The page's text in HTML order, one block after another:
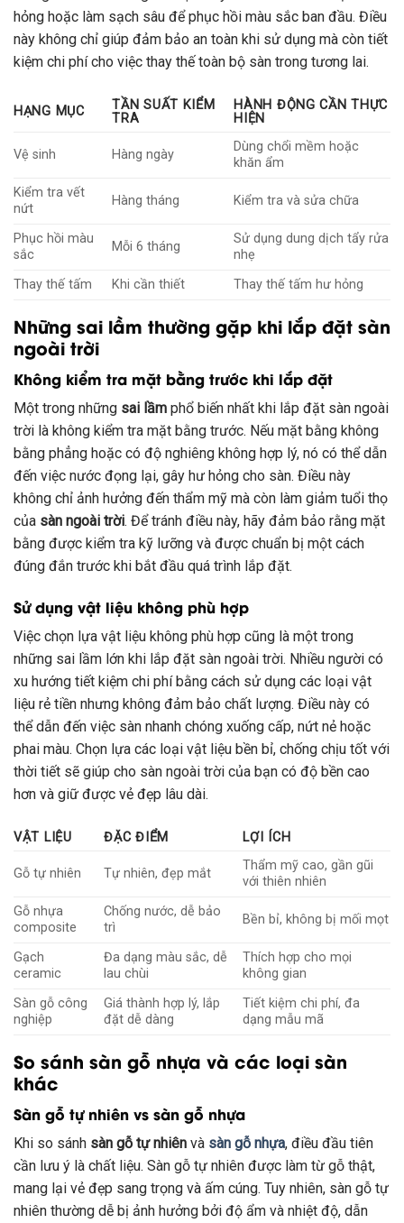
hỏng hoặc làm sạch sâu để phục hồi màu sắc ban đầu. Điều
này không chỉ giúp đảm bảo an toàn khi sử dụng mà còn tiết
kiệm chi phí cho việc thay thế toàn bộ sàn trong tương lai.
HẠNG MỤC
TẦN SUẤT KIỂM
TRA
HÀNH ĐỘNG CẦN THỰC
HIỆN
Vệ sinh Hàng ngày
Dùng chổi mềm hoặc
khăn ẩm
Kiểm tra vết
nứt
Hàng tháng Kiểm tra và sửa chữa
Phục hồi màu
sắc
Mỗi 6 tháng
Sử dụng dung dịch tẩy rửa
nhẹ
Thay thế tấm
Khi cần thiết Thay thế tấm hư hỏng
Những sai lầm thường gặp khi lắp đặt sàn
ngoài trời
Không kiểm tra mặt bằng trước khi lắp đặt
Một trong những sai lầm phổ biến nhất khi lắp đặt sàn ngoài
trời là không kiểm tra mặt bằng trước. Nếu mặt bằng không
bằng phẳng hoặc có độ nghiêng không hợp lý, nó có thể dẫn
đến việc nước đọng lại, gây hư hỏng cho sàn. Điều này
không chỉ ảnh hưởng đến thẩm mỹ mà còn làm giảm tuổi thọ
của sàn ngoài trời. Để tránh điều này, hãy đảm bảo rằng mặt
bằng được kiểm tra kỹ lưỡng và được chuẩn bị một cách
đúng đắn trước khi bắt đầu quá trình lắp đặt.
Sử dụng vật liệu không phù hợp
Việc chọn lựa vật liệu không phù hợp cũng là một trong
những sai lầm lớn khi lắp đặt sàn ngoài trời. Nhiều người có
xu hướng tiết kiệm chi phí bằng cách sử dụng các loại vật
liệu rẻ tiền nhưng không đảm bảo chất lượng. Điều này có
thể dẫn đến việc sàn nhanh chóng xuống cấp, nứt nẻ hoặc
phai màu. Chọn lựa các loại vật liệu bền bỉ, chống chịu tốt với
thời tiết sẽ giúp cho sàn ngoài trời của bạn có độ bền cao
hơn và giữ được vẻ đẹp lâu dài.
VẬT LIỆU ĐẶC ĐIỂM LỢI ÍCH
Gỗ tự nhiên Tự nhiên, đẹp mắt
Thẩm mỹ cao, gần gũi
với thiên nhiên
Gỗ nhựa
composite
Chống nước, dễ bảo
trì
Bền bỉ, không bị mối mọt
Gạch
ceramic
Đa dạng màu sắc, dễ
lau chùi
Thích hợp cho mọi
không gian
Sàn gỗ công
nghiệp
Giá thành hợp lý, lắp
đặt dễ dàng
Tiết kiệm chi phí, đa
dạng mẫu mã
So sánh sàn gỗ nhựa và các loại sàn
khác
Sàn gỗ tự nhiên vs sàn gỗ nhựa
Khi so sánh sàn gỗ tự nhiên và sàn gỗ nhựa, điều đầu tiên
cần lưu ý là chất liệu. Sàn gỗ tự nhiên được làm từ gỗ thật,
mang lại vẻ đẹp sang trọng và ấm cúng. Tuy nhiên, sàn gỗ tự
nhiên thường dễ bị ảnh hưởng bởi độ ẩm và nhiệt độ, dẫn